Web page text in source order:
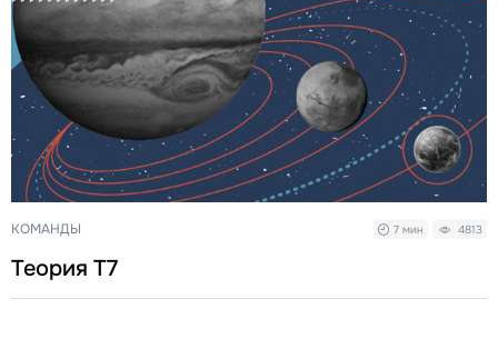
КОМАНДЫ 7 мин 4813
Теория Т7